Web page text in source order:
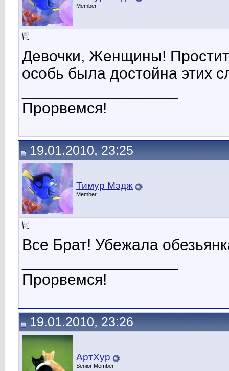
Member
Девочки, Женщины!
особь была достойна этих
Прорвемся!
19.01.2010, 23:25
Тимур Мэдж
Member
Все Брат! Убежала
Прорвемся!
19.01.2010, 23:26
АртХур
Senior Member